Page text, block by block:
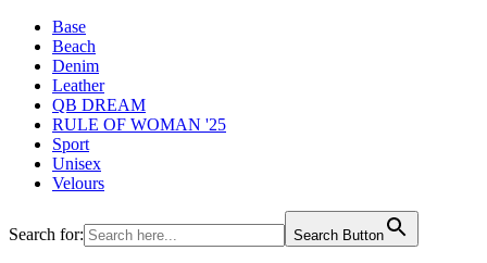
Base
Beach
Denim
Leather
QB DREAM
RULE OF WOMAN '25
Sport
Unisex
Velours
Search for: Search Button